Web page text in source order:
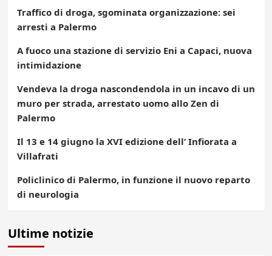
Traffico di droga, sgominata organizzazione: sei
arresti a Palermo
A fuoco una stazione di servizio Eni a Capaci, nuova
intimidazione
Vendeva la droga nascondendola in un incavo di un
muro per strada, arrestato uomo allo Zen di
Palermo
Il 13 e 14 giugno la XVI edizione dell’ Infiorata a
Villafrati
Policlinico di Palermo, in funzione il nuovo reparto
di neurologia
Ultime notizie